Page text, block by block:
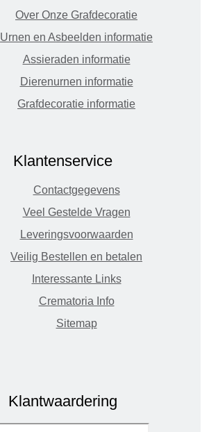
Over Onze Grafdecoratie
Urnen en Asbeelden informatie
Assieraden informatie
Dierenurnen informatie
Grafdecoratie informatie
Klantenservice
Contactgegevens
Veel Gestelde Vragen
Leveringsvoorwaarden
Veilig Bestellen en betalen
Interessante Links
Crematoria Info
Sitemap
Klantwaardering